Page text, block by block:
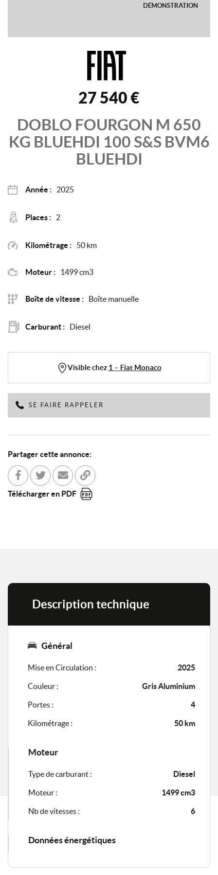
DÉMONSTRATION
27 540 €
DOBLO FOURGON M 650
KG BLUEHDI 100 S&S BVM6
BLUEHDI
Année : 2025
Places : 2
Kilométrage : 50 km
Moteur : 1499 cm3
Boîte de vitesse : Boîte manuelle
Carburant : Diesel
Visible chez 1 – Fiat Monaco
SE FAIRE RAPPELER
Partager cette annonce:
Partager sur Facebook
Partager sur Twitter
Envoyer à un ami
Copier dans le bloc-note
Télécharger en PDF
Description technique
Général
Mise en Circulation : 2025
Couleur : Gris Aluminium
Portes : 4
Kilométrage : 50 km
Moteur
Type de carburant : Diesel
Moteur : 1499 cm3
Nb de vitesses : 6
Données énergétiques